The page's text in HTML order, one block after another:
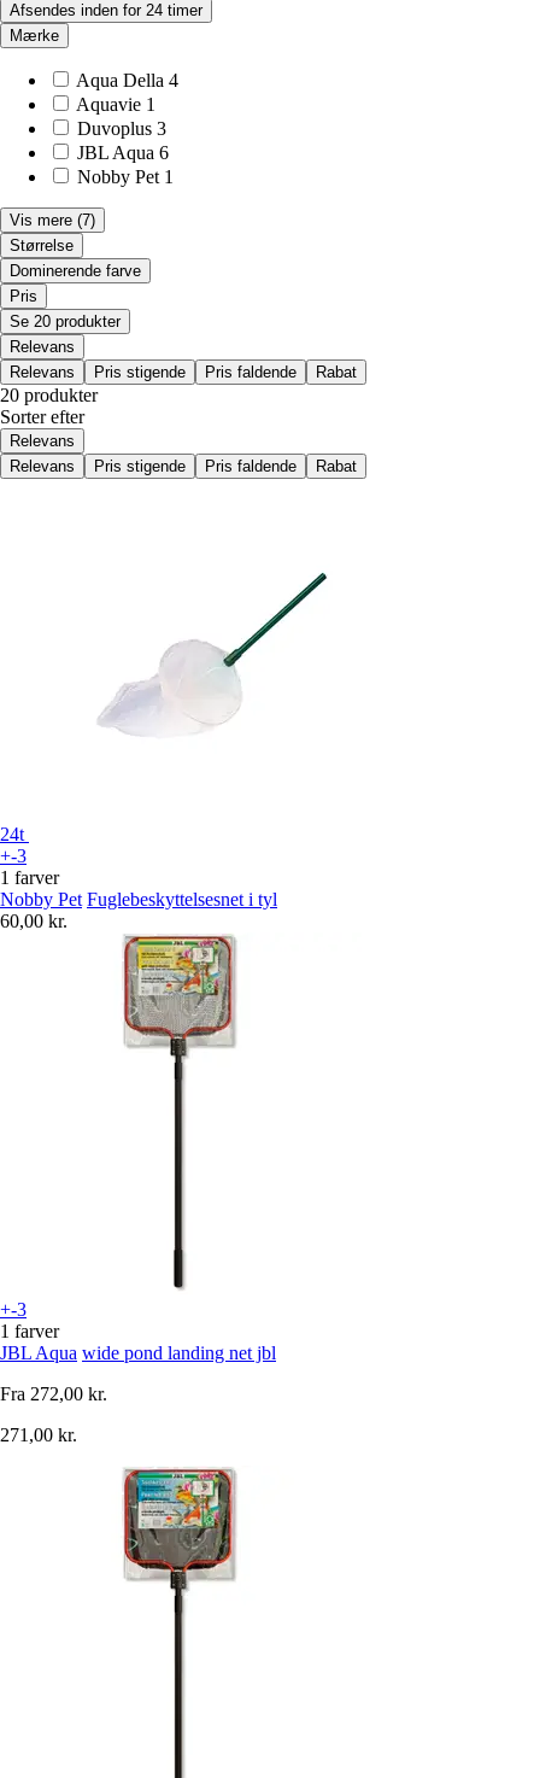
Afsendes inden for 24 timer
Mærke
Aqua Della 4
Aquavie 1
Duvoplus 3
JBL Aqua 6
Nobby Pet 1
Vis mere (7)
Størrelse
Dominerende farve
Pris
Se 20 produkter
Relevans
Relevans
Pris stigende Pris faldende Rabat
20 produkter
Sorter efter
Relevans
Relevans
Pris stigende Pris faldende Rabat
24t
+-3
1 farver
Nobby Pet Fuglebeskyttelsesnet i tyl
60,00 kr.
+-3
1 farver
JBL Aqua wide pond landing net jbl
Fra 272,00 kr.
271,00 kr.